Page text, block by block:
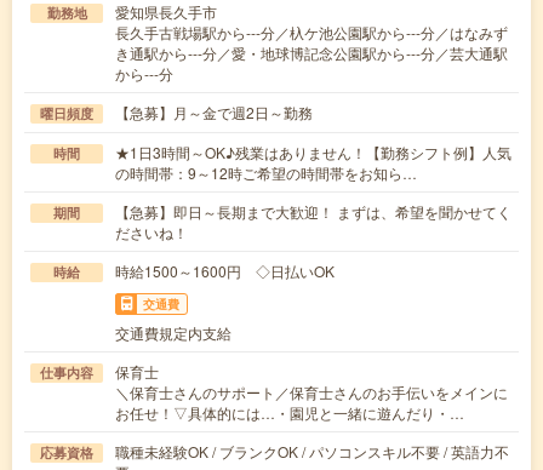
勤務地
愛知県長久手市
長久手古戦場駅から---分／杁ケ池公園駅から---分／はなみず
き通駅から---分／愛・地球博記念公園駅から---分／芸大通駅
から---分
曜日頻度 【急募】月～金で週2日～勤務
時間
★1日3時間～OK♪残業はありません！【勤務シフト例】人気
の時間帯：9～12時ご希望の時間帯をお知ら…
期間
【急募】即日～長期まで大歓迎！ まずは、希望を聞かせてく
ださいね！
時給 時給1500～1600円 ◇日払いOK
交通費
交通費規定内支給
仕事内容
保育士
＼保育士さんのサポート／保育士さんのお手伝いをメインに
お任せ！▽具体的には…・園児と一緒に遊んだり・…
応募資格
職種未経験OK / ブランクOK / パソコンスキル不要 / 英語力不